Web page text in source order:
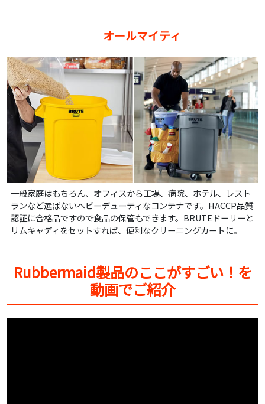
オールマイティ
一般家庭はもちろん、オフィスから工場、病院、ホテル、レスト
ランなど選ばないヘビーデューティなコンテナです。HACCP品質
認証に合格品ですので食品の保管もできます。BRUTEドーリーと
リムキャディをセットすれば、便利なクリーニングカートに。
Rubbermaid製品のここがすごい！を
動画でご紹介